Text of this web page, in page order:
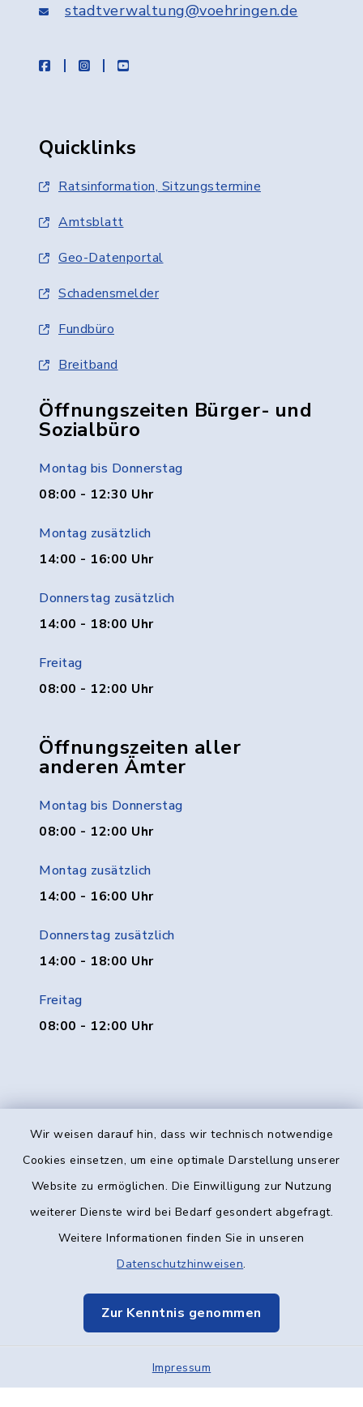
Wir weisen darauf hin, dass wir technisch notwendige
Cookies einsetzen, um eine optimale Darstellung unserer
Website zu ermöglichen. Die Einwilligung zur Nutzung
weiterer Dienste wird bei Bedarf gesondert abgefragt.
Weitere Informationen finden Sie in unseren
Datenschutzhinweisen.
Zur Kenntnis genommen
Impressum
stadtverwaltung@voehringen.de
facebookinstagramyoutube
Quicklinks
Ratsinformation, Sitzungstermine
Amtsblatt
Geo-Datenportal
Schadensmelder
Fundbüro
Breitband
Öffnungszeiten Bürger- und
Sozialbüro
Montag bis Donnerstag
08:00 - 12:30 Uhr
Montag zusätzlich
14:00 - 16:00 Uhr
Donnerstag zusätzlich
14:00 - 18:00 Uhr
Freitag
08:00 - 12:00 Uhr
Öffnungszeiten aller
anderen Ämter
Montag bis Donnerstag
08:00 - 12:00 Uhr
Montag zusätzlich
14:00 - 16:00 Uhr
Donnerstag zusätzlich
14:00 - 18:00 Uhr
Freitag
08:00 - 12:00 Uhr
Kontakt
Datenschutz
Elektronische Kommunikation
Sitemap